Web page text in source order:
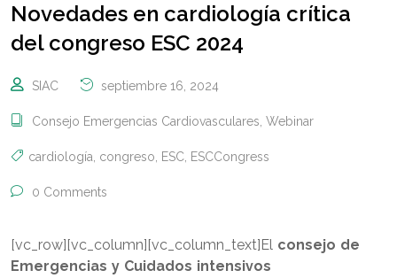
Novedades en cardiología crítica
del congreso ESC 2024
SIAC septiembre 16, 2024
Consejo Emergencias Cardiovasculares Webinar
cardiología congreso ESC ESCCongress
0 Comments
[vc_row][vc_column][vc_column_text]El consejo de
Emergencias y Cuidados intensivos